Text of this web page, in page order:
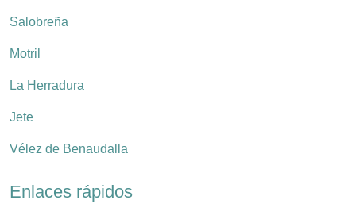
Salobreña
Motril
La Herradura
Jete
Vélez de Benaudalla
Enlaces rápidos